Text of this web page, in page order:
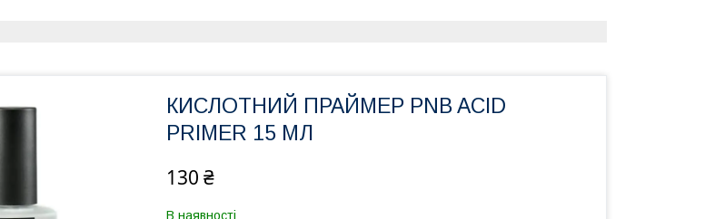
КИСЛОТНИЙ ПРАЙМЕР PNB ACID
PRIMER 15 МЛ
130 ₴
В наявності